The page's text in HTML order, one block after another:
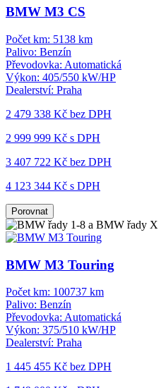
BMW M3 CS
Počet km: 5138 km
Palivo: Benzín
Převodovka: Automatická
Výkon: 405/550 kW/HP
Dealerství: Praha
2 479 338 Kč bez DPH
2 999 999 Kč s DPH
3 407 722 Kč bez DPH
4 123 344 Kč s DPH
Porovnat
BMW M3 Touring
Počet km: 100737 km
Palivo: Benzín
Převodovka: Automatická
Výkon: 375/510 kW/HP
Dealerství: Praha
1 445 455 Kč bez DPH